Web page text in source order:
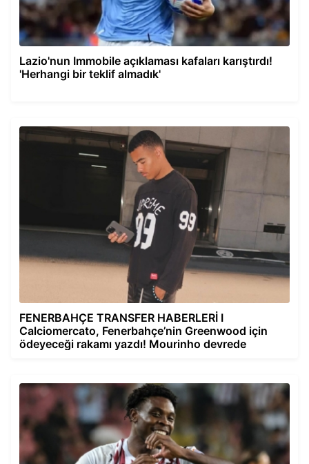
Lazio'nun Immobile açıklaması kafaları karıştırdı!
'Herhangi bir teklif almadık'
FENERBAHÇE TRANSFER HABERLERİ I
Calciomercato, Fenerbahçe’nin Greenwood için
ödeyeceği rakamı yazdı! Mourinho devrede